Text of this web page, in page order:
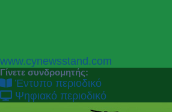
P
r
e
v
N
e
x
t
www.cynewsstand.com
Γίνετε συνδρομητής:
Έντυπο περιοδικό
Ψηφιακό περιοδικό